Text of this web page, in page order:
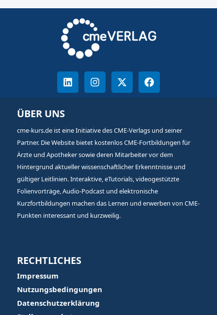
ÜBER UNS
cme-kurs.de ist eine Initiative des CME-Verlags und seiner
Partner. Die Website bietet kostenlos CME-Fortbildungen für
Ärzte und Apotheker sowie deren Mitarbeiter vor dem
Hintergrund aktueller wissenschaftlicher Erkenntnisse und
gültiger Leitlinien. Interaktive, eTutorials, videogestützte
Folienvorträge, Audio-Podcast und elektronische
Kurzfortbildungen machen das Lernen und erwerben von CME-
Punkten interessant und kurzweilig.
RECHTLICHES
Impressum
Nutzungsbedingungen
Datenschutzerklärung